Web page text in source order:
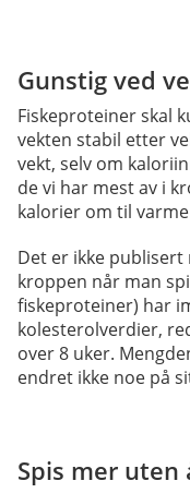
Gunstig ved
Fiskeproteiner skal
vekten stabil etter
vekt, selv om
de vi har mest av i
kalorier om til
Det er ikke
kroppen når man
fiskeproteiner) har
kolesterolverdier,
over 8 uker.
endret ikke noe på
Spis mer uten